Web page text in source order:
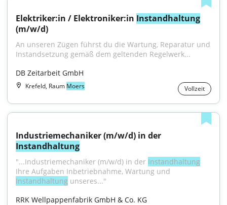
Elektriker:in / Elektroniker:in Instandhaltung
(m/w/d)
An unseren Zügen führst du die Wartung, Reparatur und
Instandsetzung gemäß dem geltenden Regelwerk...
DB Zeitarbeit GmbH
Krefeld, Raum Moers Vollzeit
Instandhaltung
"...Industriemechaniker (m/w/d) in der Instandhaltung
Instandhaltung unseres..."
RRK Wellpappenfabrik GmbH & Co. KG